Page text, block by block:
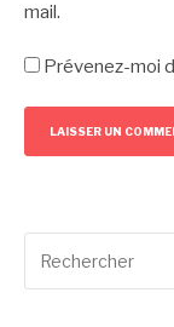
mail.
Prévenez-moi
pour